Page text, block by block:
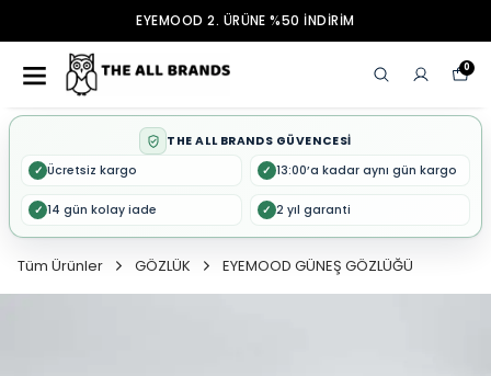
EYEMOOD 2. ÜRÜNE %50 İNDİRİM
0
THE ALL BRANDS GÜVENCESİ
✓ Ücretsiz kargo ✓ 13:00’a kadar aynı gün kargo
✓ 14 gün kolay iade ✓ 2 yıl garanti
Tüm Ürünler GÖZLÜK EYEMOOD GÜNEŞ GÖZLÜĞÜ